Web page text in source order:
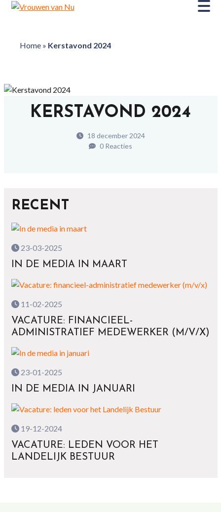
Home» Kerstavond 2024
KERSTAVOND 2024
18 december 2024
0 Reacties
RECENT
23-03-2025
IN DE MEDIA IN MAART
11-02-2025
VACATURE: FINANCIEEL-
ADMINISTRATIEF MEDEWERKER (M/V/X)
23-01-2025
IN DE MEDIA IN JANUARI
19-12-2024
VACATURE: LEDEN VOOR HET
LANDELIJK BESTUUR